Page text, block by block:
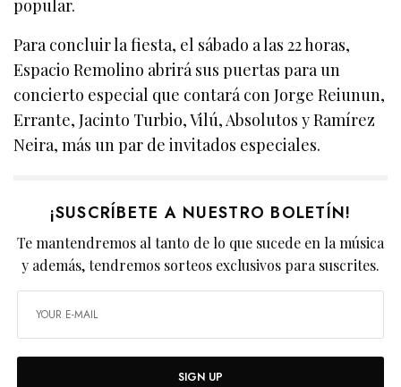
popular.
Para concluir la fiesta, el sábado a las 22 horas,
Espacio Remolino abrirá sus puertas para un
concierto especial que contará con Jorge Reiunun,
Errante, Jacinto Turbio, Vilú, Absolutos y Ramírez
Neira, más un par de invitados especiales.
¡SUSCRÍBETE A NUESTRO BOLETÍN!
Te mantendremos al tanto de lo que sucede en la música
y además, tendremos sorteos exclusivos para suscrites.
SIGN UP